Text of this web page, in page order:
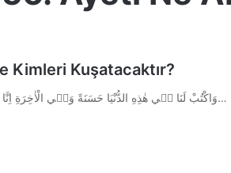
Kimleri Kuşatacaktır?
Kur’an-ı Kerim A’râf Suresi 156. Ayeti 1.) Ayetin Arapça Metni: وَاكْتُبْ لَنَا ف۪ي هٰذِهِ الدُّنْيَا حَسَنَةً وَف۪ي الْاٰخِرَةِ اِنَّا هُدْنَآ…